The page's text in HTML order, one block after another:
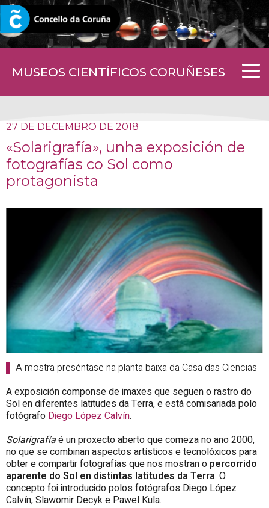
MUSEOS CIENTÍFICOS CORUÑESES
CORUNA.GAL
27 DE DECEMBRO DE 2018
«Solarigrafía», unha exposición de
fotografías co Sol como
protagonista
A mostra preséntase na planta baixa da Casa das Ciencias
A exposición componse de imaxes que seguen o rastro do
Sol en diferentes latitudes da Terra, e está comisariada polo
fotógrafo Diego López Calvín.
Solarigrafíaé un proxecto aberto que comeza no ano 2000,
no que se combinan aspectos artísticos e tecnolóxicos para
obter e compartir fotografías que nos mostran o percorrido
aparente do Sol en distintas latitudes da Terra. O
concepto foi introducido polos fotógrafos Diego López
Calvín, Slawomir Decyk e Pawel Kula.